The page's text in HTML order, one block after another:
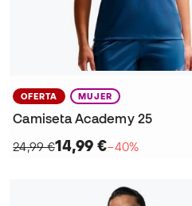
OFERTA MUJER
Camiseta Academy 25
24,99 €14,99 €−40%